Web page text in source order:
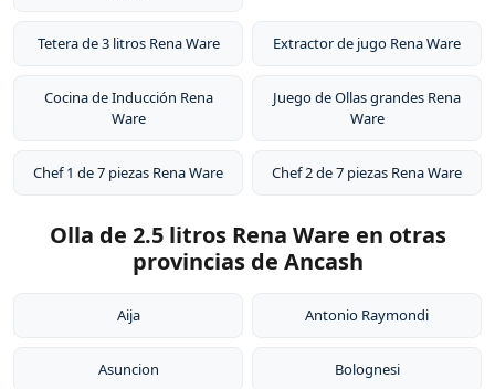
Tetera de 3 litros Rena Ware Extractor de jugo Rena Ware
Cocina de Inducción Rena
Ware
Juego de Ollas grandes Rena
Ware
Chef 1 de 7 piezas Rena Ware Chef 2 de 7 piezas Rena Ware
Olla de 2.5 litros Rena Ware en otras
provincias de Ancash
Aija Antonio Raymondi
Asuncion Bolognesi